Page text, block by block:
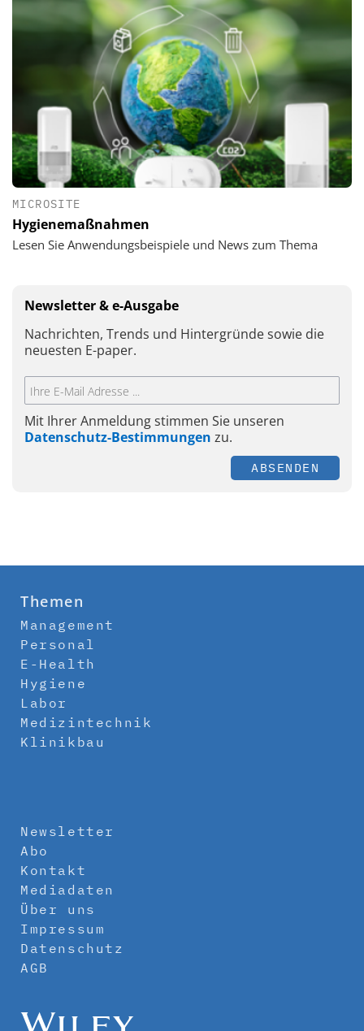
MICROSITE
Hygienemaßnahmen
Lesen Sie Anwendungsbeispiele und News zum Thema
Newsletter & e-Ausgabe
Nachrichten, Trends und Hintergründe sowie die
neuesten E-paper.
Mit Ihrer Anmeldung stimmen Sie unseren
Datenschutz-Bestimmungen zu.
ABSENDEN
Themen
Management
Personal
E-Health
Hygiene
Labor
Medizintechnik
Klinikbau
Newsletter
Abo
Kontakt
Mediadaten
Über uns
Impressum
Datenschutz
AGB